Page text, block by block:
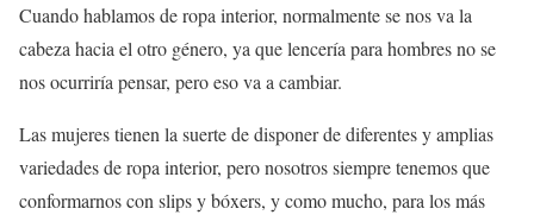
Cuando hablamos de ropa interior, normalmente se nos va la
cabeza hacia el otro género, ya que lencería para hombres no se
nos ocurriría pensar, pero eso va a cambiar.
Las mujeres tienen la suerte de disponer de diferentes y amplias
variedades de ropa interior, pero nosotros siempre tenemos que
conformarnos con slips y bóxers, y como mucho, para los más